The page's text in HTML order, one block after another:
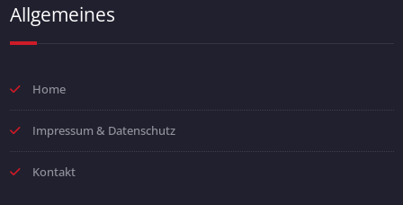
Allgemeines
Home
Impressum & Datenschutz
Kontakt